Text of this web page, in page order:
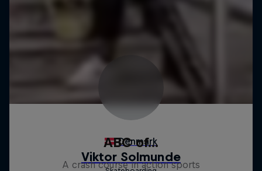
ABC of...
A crash course in action sports